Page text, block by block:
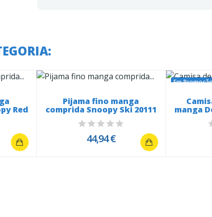
Red
Pijama fino manga
comprida Snoopy Ski 20111
44,94 €
Em
manga